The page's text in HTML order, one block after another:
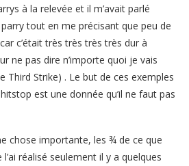
à la relevée et il m’avait parlé
tout en me précisant que peu de
c’était très très très très dur à
ne pas dire n’importe quoi je vais
Third Strike) . Le but de ces exemples
est une donnée qu’il ne faut pas
chose importante, les ¾ de ce que
réalisé seulement il y a quelques